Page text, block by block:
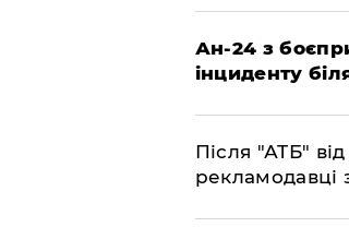
​Ан-24 з
інциденту
​Після "АТБ"
рекламодавці